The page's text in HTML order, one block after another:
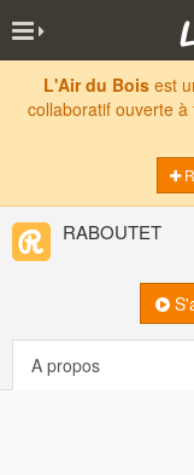
L'Air du Boisest
collaboratif ouverte
RABOUTET
A propos